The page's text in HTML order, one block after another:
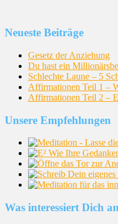
Neueste Beiträge
Gesetz der Anziehung
Du hast ein
Schlechte Laune – 5
Affirmationen Teil 1 –
Affirmationen Teil 2 –
Unsere Empfehlungen
Was interessiert Dich